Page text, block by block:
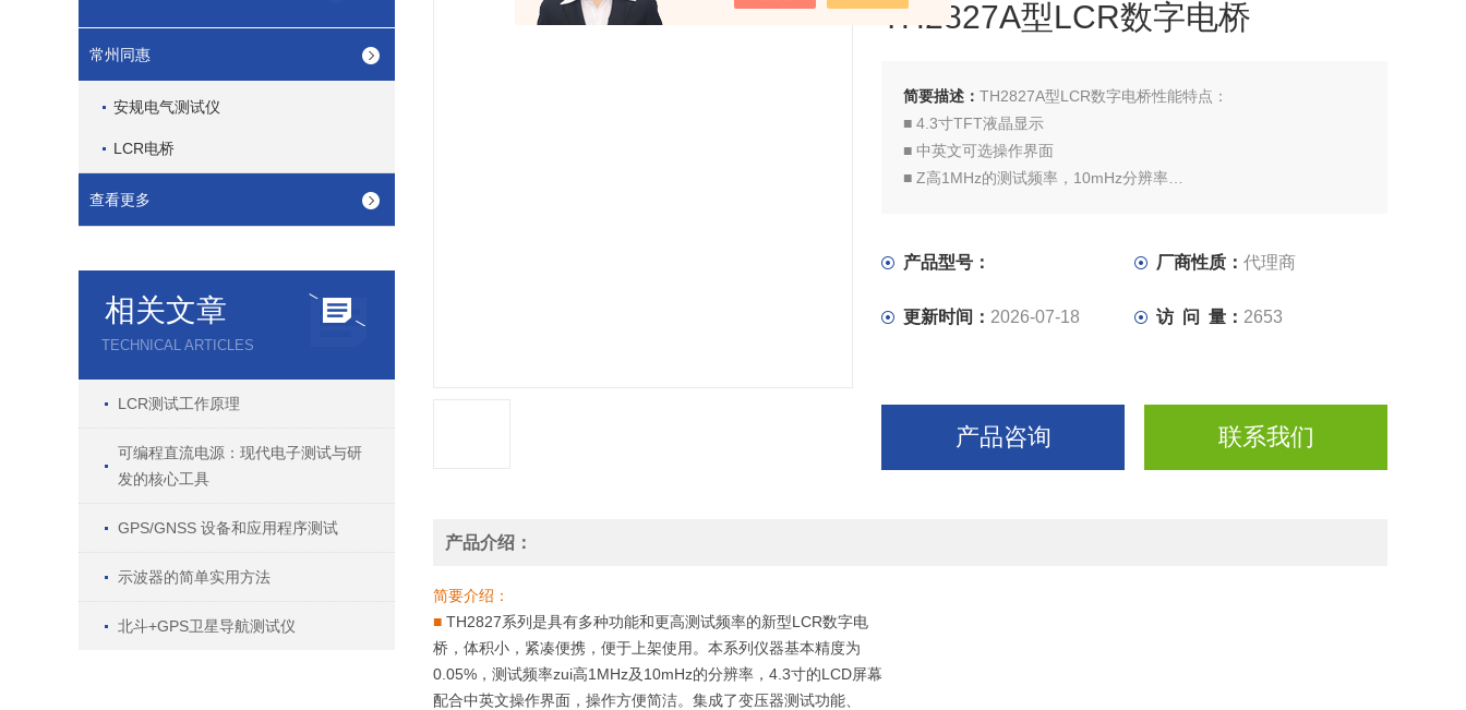
常州同惠
安规电气测试仪
LCR电桥
查看更多
相关文章
TECHNICAL ARTICLES
LCR测试工作原理
可编程直流电源：现代电子测试与研
发的核心工具
GPS/GNSS 设备和应用程序测试
示波器的简单实用方法
北斗+GPS卫星导航测试仪
TH2827A型LCR数字电桥
简要描述：TH2827A型LCR数字电桥性能特点：
■ 4.3寸TFT液晶显示
■ 中英文可选操作界面
■ Z高1MHz的测试频率，10mHz分辨率
■ Z高测试速度:13ms/次
■ V、I 测试信号电平监视功能
产品型号： 厂商性质：代理商
更新时间： 2026-07-18 访 问 量： 2653
产品咨询 联系我们
产品介绍：
简要介绍：
■ TH2827系列是具有多种功能和更高测试频率的新型LCR数字电
桥，体积小，紧凑便携，便于上架使用。本系列仪器基本精度为
0.05% ，测试频率zui高1MHz及10mHz的分辨率，4.3寸的LCD屏幕
配合中英文操作界面，操作方便简洁。集成了变压器测试功能、